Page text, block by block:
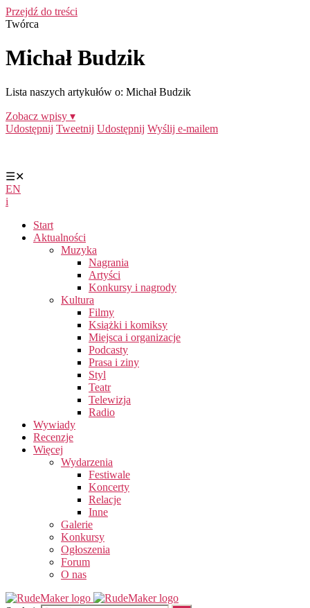
Przejdź do treści
Twórca
Michał Budzik
Lista naszych artykułów o: Michał Budzik
Zobacz wpisy ▾
Udostępnij Tweetnij Udostępnij Wyślij e-mailem
☰✕
EN
i
Start
Aktualności
Muzyka
Nagrania
Artyści
Konkursy i nagrody
Kultura
Filmy
Książki i komiksy
Miejsca i organizacje
Podcasty
Prasa i ziny
Styl
Teatr
Telewizja
Radio
Wywiady
Recenzje
Więcej
Wydarzenia
Festiwale
Koncerty
Relacje
Inne
Galerie
Konkursy
Ogłoszenia
Forum
O nas